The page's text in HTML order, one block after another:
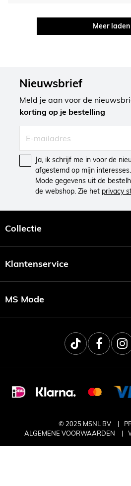
Meer laden
Nieuwsbrief
Meld je aan voor de
korting op je bestelling
Ja, ik schrijf me in voor de
afgestemd op mijn
Mode gegevens uit de
de webshop. Zie het privacy
Collectie
Klantenservice
MS Mode
© 2025 MSNL BV
ALGEMENE VOORWAARDEN